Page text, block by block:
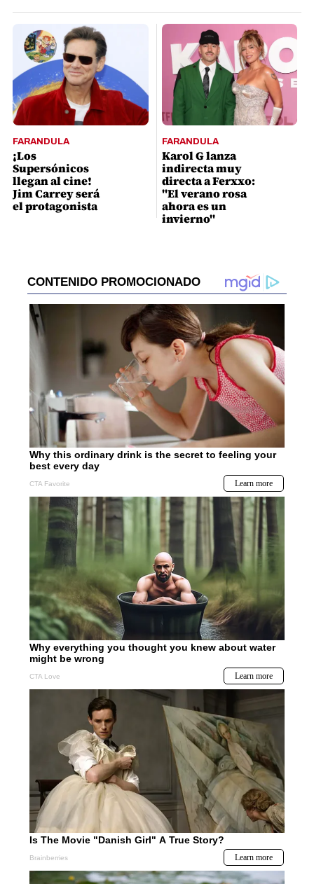
FARANDULA
¡Los
Supersónicos
llegan al cine!
Jim Carrey será
el protagonista
FARANDULA
Karol G lanza
indirecta muy
directa a Ferxxo:
"El verano rosa
ahora es un
invierno"